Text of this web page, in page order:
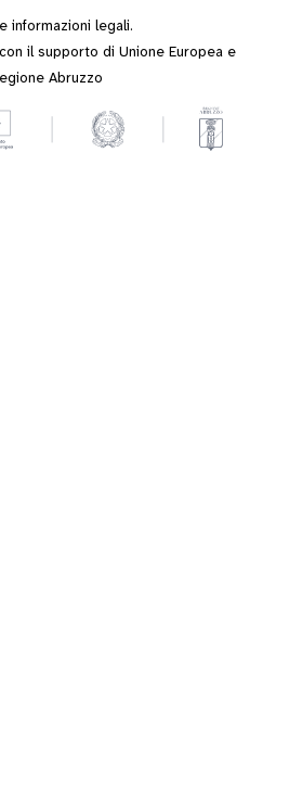
informazioni legali.
il supporto di Unione Europea e
Abruzzo